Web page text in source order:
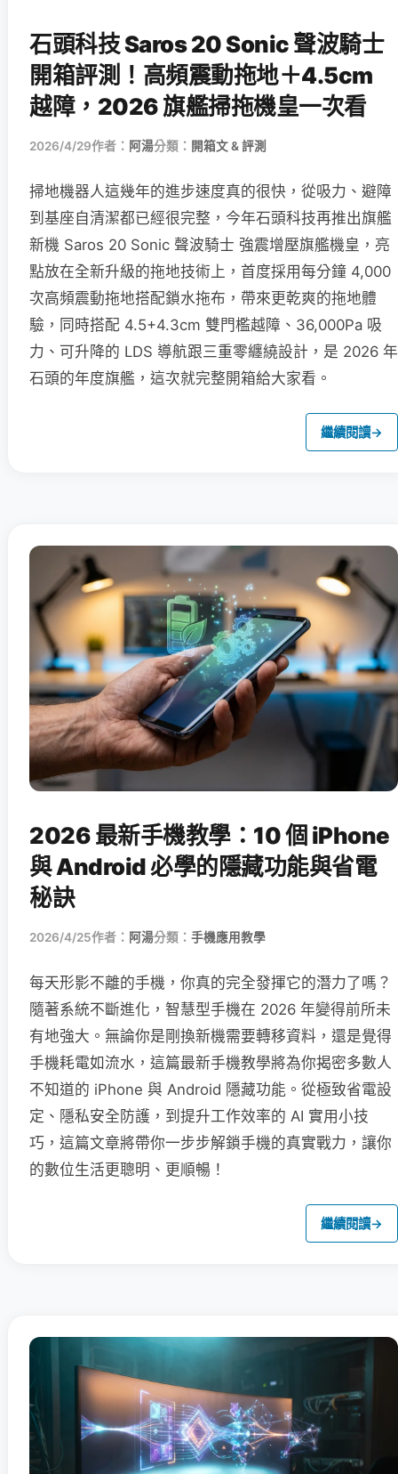
石頭科技 Saros 20 Sonic 聲波騎士
開箱評測！高頻震動拖地＋4.5cm
越障，2026 旗艦掃拖機皇一次看
2026/4/29作者： 阿湯分類： 開箱文 & 評測
掃地機器人這幾年的進步速度真的很快，從吸力、避障
到基座自清潔都已經很完整，今年石頭科技再推出旗艦
新機 Saros 20 Sonic 聲波騎士 強震增壓旗艦機皇，亮
點放在全新升級的拖地技術上，首度採用每分鐘 4,000
次高頻震動拖地搭配鎖水拖布，帶來更乾爽的拖地體
驗，同時搭配 4.5+4.3cm 雙門檻越障、36,000Pa 吸
力、可升降的 LDS 導航跟三重零纏繞設計，是 2026 年
石頭的年度旗艦，這次就完整開箱給大家看。
繼續閱讀→
2026 最新手機教學：10 個 iPhone
與 Android 必學的隱藏功能與省電
秘訣
2026/4/25作者： 阿湯分類： 手機應用教學
每天形影不離的手機，你真的完全發揮它的潛力了嗎？
隨著系統不斷進化，智慧型手機在 2026 年變得前所未
有地強大。無論你是剛換新機需要轉移資料，還是覺得
手機耗電如流水，這篇最新手機教學將為你揭密多數人
不知道的 iPhone 與 Android 隱藏功能。從極致省電設
定、隱私安全防護，到提升工作效率的 AI 實用小技
巧，這篇文章將帶你一步步解鎖手機的真實戰力，讓你
的數位生活更聰明、更順暢！
繼續閱讀→